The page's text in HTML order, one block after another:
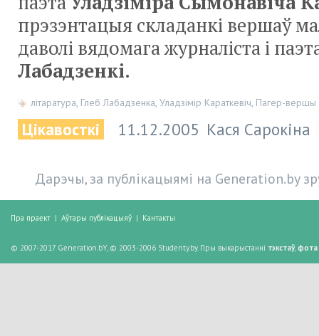
прэзэнтацыя складанкі вершаў
даволі вядомага журналіста і
Лабадзенкі.
літаратура, Глеб Лабадзенка, Уладзімір Караткевіч, Пагер-вершы
Цікавосткі 11.12.2005 Кася Сарокіна
Дарэчы, за публікацыямі на Generation.by
Пра праект | Аўтары публікацыяў | Кантакты
© 2007-2017 Generation.bY, © 2003-2006 Studenty.by. Пры выкарыстанні тэкстаў,фота